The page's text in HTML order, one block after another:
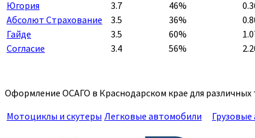
Югория
3.7 46%
Абсолют Страхование
3.5 36%
Гайде
3.5 60%
Согласие
3.4 56%
Оформление ОСАГО в Краснодарском крае для
Мотоциклы и скутеры Легковые автомобили